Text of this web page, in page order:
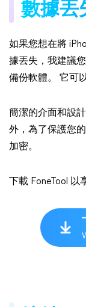
數據丟
如果您想在將
據丟失，我建議
備份軟體。 它可
簡潔的介面和設
外，為了保護您
加密。
下載 FoneTool